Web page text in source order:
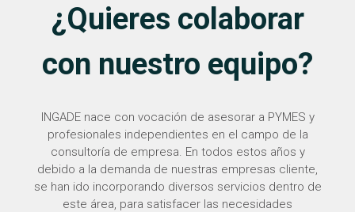
¿Quieres colaborar
con nuestro equipo?
INGADE nace con vocación de asesorar a PYMES y
profesionales independientes en el campo de la
consultoría de empresa. En todos estos años y
debido a la demanda de nuestras empresas cliente,
se han ido incorporando diversos servicios dentro de
este área, para satisfacer las necesidades